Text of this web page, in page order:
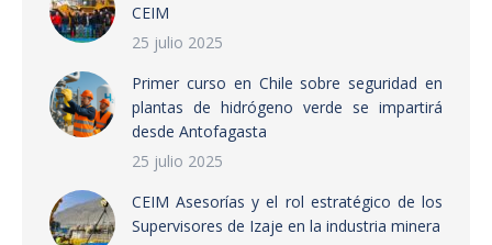
CEIM
25 julio 2025
Primer curso en Chile sobre seguridad en
plantas de hidrógeno verde se impartirá
desde Antofagasta
25 julio 2025
CEIM Asesorías y el rol estratégico de los
Supervisores de Izaje en la industria minera